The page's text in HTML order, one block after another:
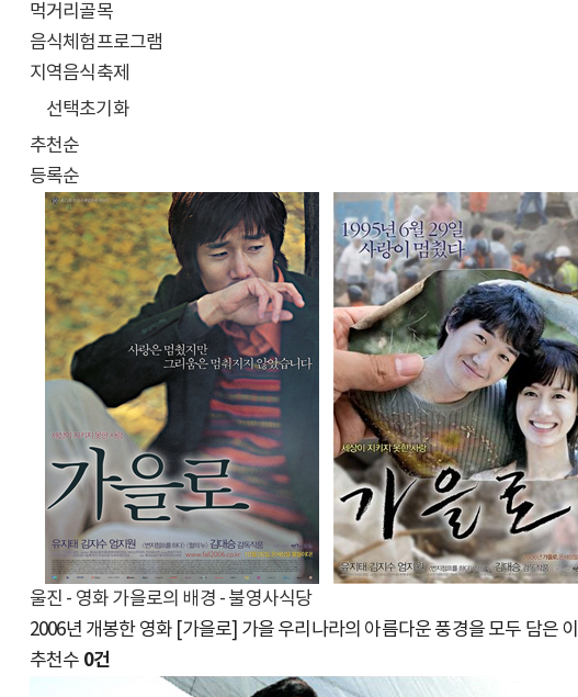
먹거리골목
음식체험프로그램
지역음식축제
선택초기화
추천순
등록순
울진 - 영화 가을로의 배경 - 불영사식당
2006년 개봉한 영화 [가을로] 가을 우리나라의 아름다운 풍경을 모두 담은
추천수 0건